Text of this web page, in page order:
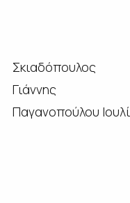
Σκιαδόπουλος
Παγανοπούλου